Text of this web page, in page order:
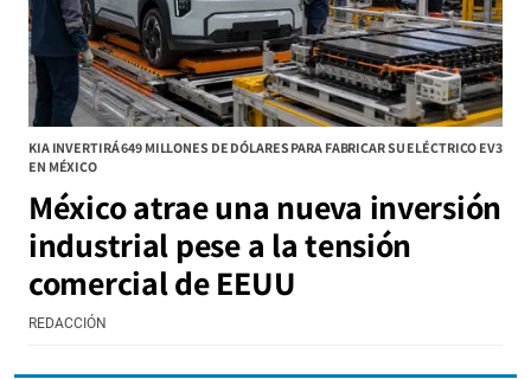
KIA INVERTIRÁ 649 MILLONES DE DÓLARES PARA FABRICAR SU ELÉCTRICO EV3
EN MÉXICO
México atrae una nueva inversión
industrial pese a la tensión
comercial de EEUU
REDACCIÓN